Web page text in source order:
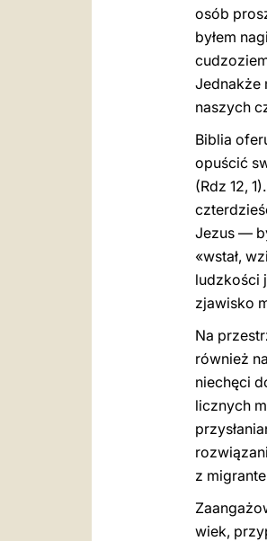
osób
byłem
Jednakże
naszych
Biblia
opuścić
(Rdz 12,
Jezus —
«wstał,
ludzkości
zjawisko
Na
również
niechęci
licznych
z
wiek,